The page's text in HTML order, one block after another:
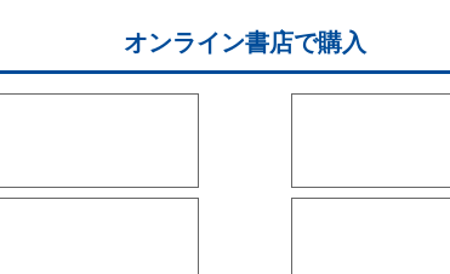
オンライン書店で購入